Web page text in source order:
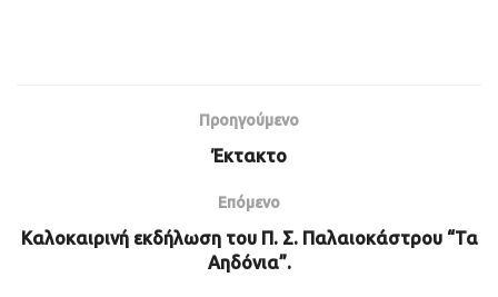
Προηγούμενο
Έκτακτο
Επόμενο
Καλοκαιρινή εκδήλωση του Π. Σ. Παλαιοκάστρου “Τα
Αηδόνια”.